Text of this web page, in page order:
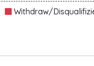
Withdraw/